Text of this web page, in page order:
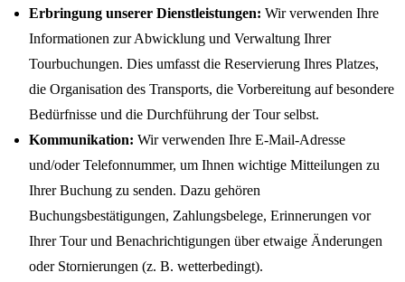
Erbringung unserer Dienstleistungen: Wir verwenden Ihre
Informationen zur Abwicklung und Verwaltung Ihrer
Tourbuchungen. Dies umfasst die Reservierung Ihres Platzes,
die Organisation des Transports, die Vorbereitung auf besondere
Bedürfnisse und die Durchführung der Tour selbst.
Kommunikation: Wir verwenden Ihre E-Mail-Adresse
und/oder Telefonnummer, um Ihnen wichtige Mitteilungen zu
Ihrer Buchung zu senden. Dazu gehören
Buchungsbestätigungen, Zahlungsbelege, Erinnerungen vor
Ihrer Tour und Benachrichtigungen über etwaige Änderungen
oder Stornierungen (z. B. wetterbedingt).